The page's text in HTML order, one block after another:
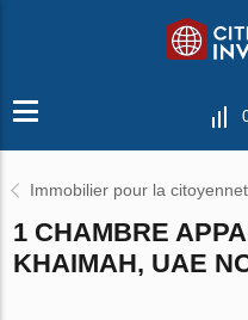
Immobilier pour la
1 CHAMBRE
KHAIMAH, UAE